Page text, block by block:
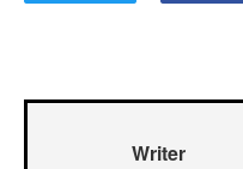
Writer